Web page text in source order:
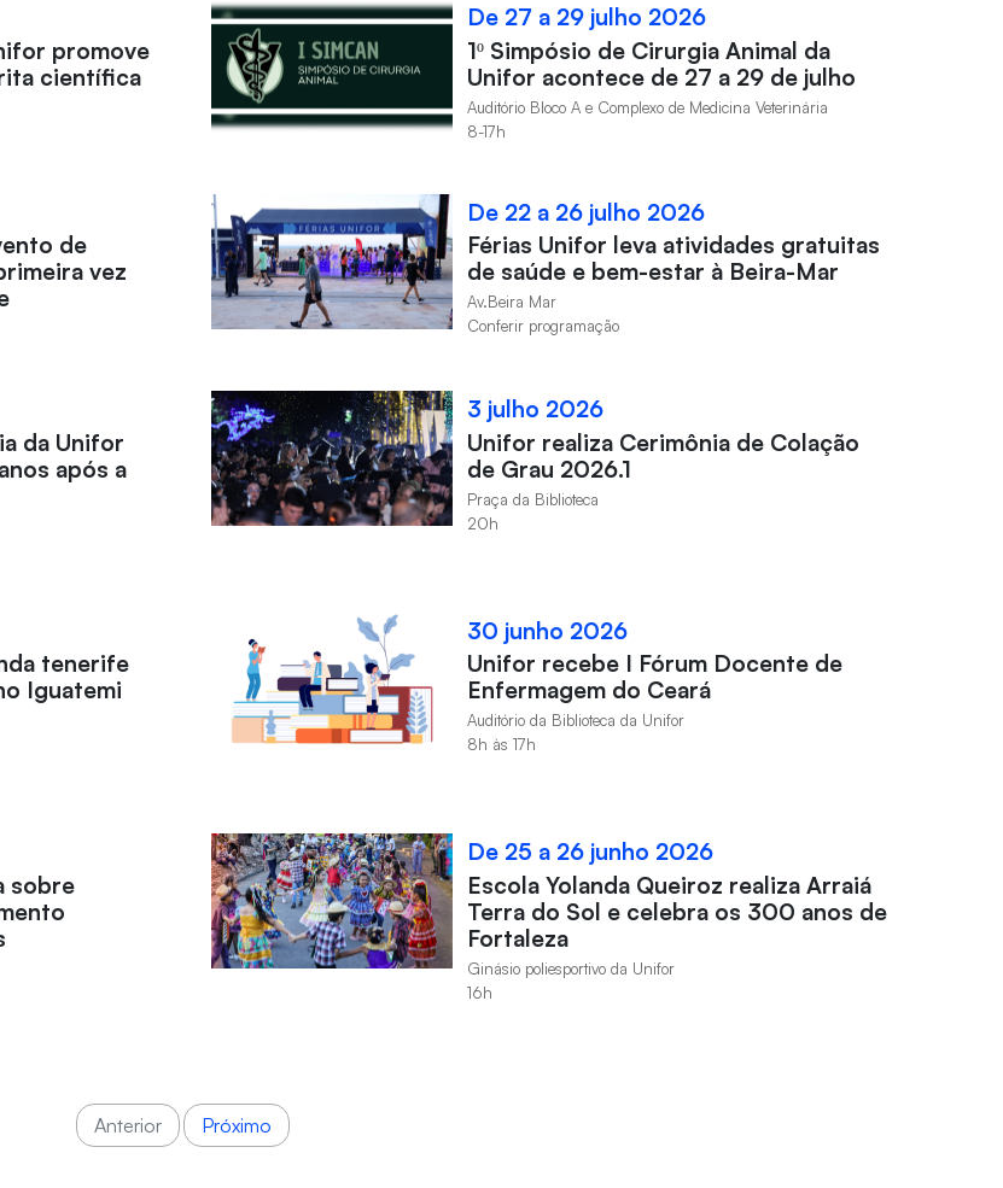
promove
científica
De 27 a 29 julho 2026
1º Simpósio de Cirurgia Animal da
Unifor acontece de 27 a 29 de julho
Auditório Bloco A e Complexo de Medicina Veterinária
8-17h
de
vez
De 22 a 26 julho 2026
Férias Unifor leva atividades gratuitas
de saúde e bem-estar à Beira-Mar
Av.Beira Mar
Conferir programação
da Unifor
após a
3 julho 2026
Unifor realiza Cerimônia de Colação
de Grau 2026.1
Praça da Biblioteca
20h
tenerife
Iguatemi
30 junho 2026
Unifor recebe I Fórum Docente de
Enfermagem do Ceará
Auditório da Biblioteca da Unifor
8h às 17h
sobre
De 25 a 26 junho 2026
Escola Yolanda Queiroz realiza Arraiá
Terra do Sol e celebra os 300 anos de
Fortaleza
Ginásio poliesportivo da Unifor
16h
Anterior Próximo